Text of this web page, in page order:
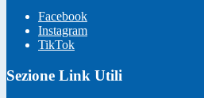
Facebook
Instagram
TikTok
Sezione Link Utili